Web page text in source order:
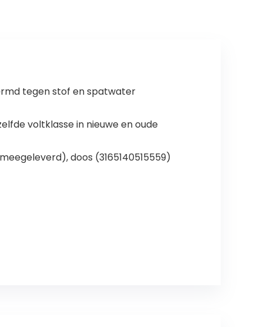
tegen stof en spatwater
voltklasse in nieuwe en oude
doos (3165140515559)